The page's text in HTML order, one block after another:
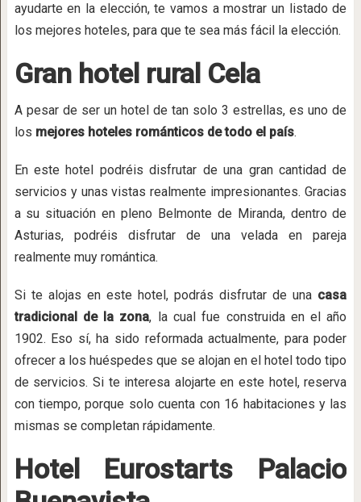
ayudarte en la elección, te vamos a mostrar un listado de
los mejores hoteles, para que te sea más fácil la elección.
Gran hotel rural Cela
A pesar de ser un hotel de tan solo 3 estrellas, es uno de
los mejores hoteles románticos de todo el país.
En este hotel podréis disfrutar de una gran cantidad de
servicios y unas vistas realmente impresionantes. Gracias
a su situación en pleno Belmonte de Miranda, dentro de
Asturias, podréis disfrutar de una velada en pareja
realmente muy romántica.
Si te alojas en este hotel, podrás disfrutar de una casa
tradicional de la zona, la cual fue construida en el año
1902. Eso sí, ha sido reformada actualmente, para poder
ofrecer a los huéspedes que se alojan en el hotel todo tipo
de servicios. Si te interesa alojarte en este hotel, reserva
con tiempo, porque solo cuenta con 16 habitaciones y las
mismas se completan rápidamente.
Hotel Eurostarts Palacio